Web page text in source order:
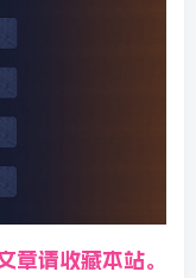
章请收藏本站。